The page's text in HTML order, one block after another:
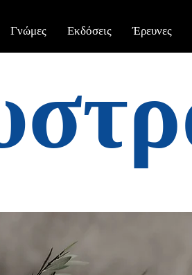
Γνώμες Εκδόσεις Έρευνες